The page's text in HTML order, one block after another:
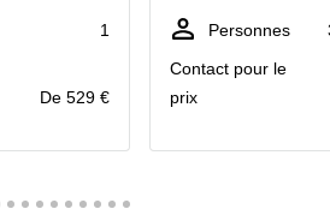
1
De 529 €
Personnes
Contact pour le
prix